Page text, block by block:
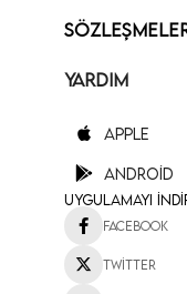
YARDIM
Apple
Android
Uygulamayı
Facebook
Twitter